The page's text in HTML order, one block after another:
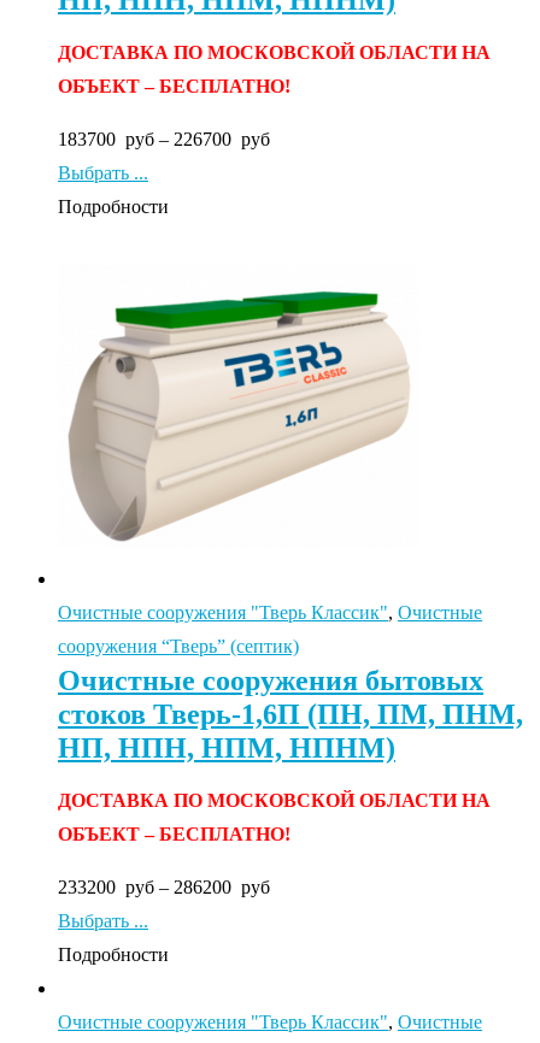
ДОСТАВКА ПО МОСКОВСКОЙ ОБЛАСТИ НА
ОБЪЕКТ – БЕСПЛАТНО!
183700 руб – 226700 руб
Выбрать ...
Подробности
Очистные сооружения "Тверь Классик", Очистные
сооружения “Тверь” (септик)
Очистные сооружения бытовых
стоков Тверь-1,6П (ПН, ПМ, ПНМ,
НП, НПН, НПМ, НПНМ)
ДОСТАВКА ПО МОСКОВСКОЙ ОБЛАСТИ НА
ОБЪЕКТ – БЕСПЛАТНО!
233200 руб – 286200 руб
Выбрать ...
Подробности
Очистные сооружения "Тверь Классик", Очистные